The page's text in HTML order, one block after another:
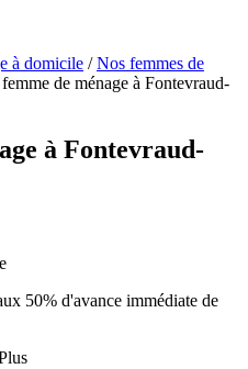
à domicile /Nos femmes de
de ménage à Fontevraud-
à Fontevraud-
50% d'avance immédiate de